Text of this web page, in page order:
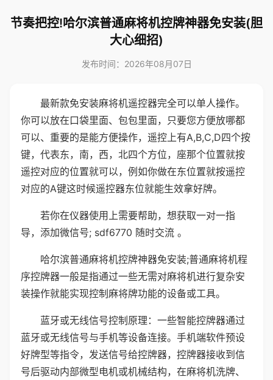
节奏把控!哈尔滨普通麻将机控牌神器免安装(胆
大心细招)
发布时间：2026年08月07日
最新款免安装麻将机遥控器完全可以单人操作。
你可以放在口袋里面、包包里面，只要您方便放哪都
可以、重要的是能方便操作，遥控上有A,B,C,D四个按
键，代表东，南，西，北四个方位，座那个位置就按
遥控对应的位置就可以，例如你做在东位置就按遥控
对应的A键这时候遥控器东位就能生效拿好牌。
若你在仪器使用上需要帮助，想获取一对一指
导，添加微信号; sdf6770 随时交流 。
哈尔滨普通麻将机控牌神器免安装;普通麻将机程
序控牌器一般是指通过一些无需对麻将机进行复杂安
装操作就能实现控制麻将牌功能的设备或工具。
蓝牙或无线信号控制原理：一些智能控牌器通过
蓝牙或无线信号与手机等设备连接。手机端软件预设
好牌型等指令，发送信号给控牌器，控牌器接收到信
号后驱动内部微型电机或机械结构，在麻将机洗牌、